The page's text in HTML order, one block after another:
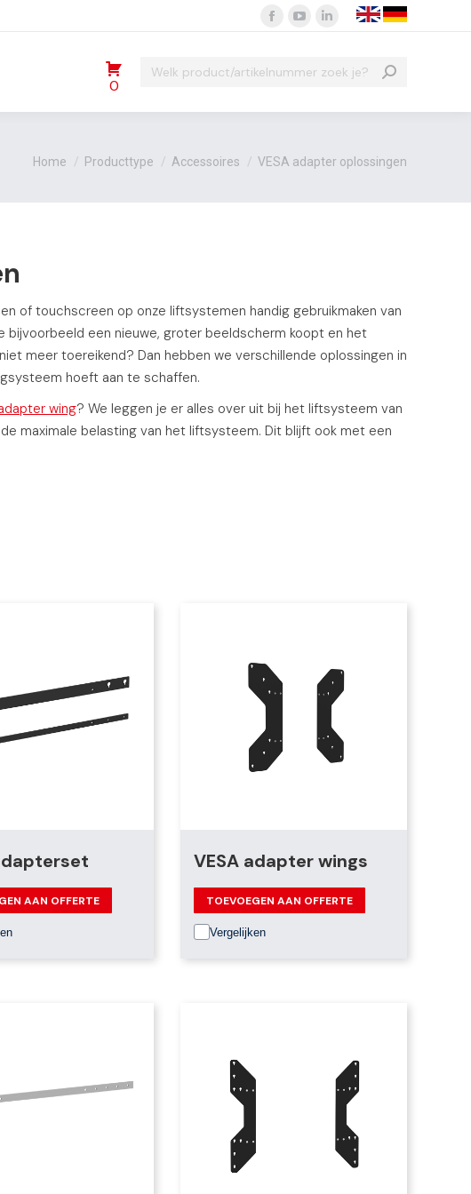
Facebook
opens
YouTube
opens
Linkedin
opens
0
Search:
Je bent hier:
Home Producttype Accessoires VESA adapter oplossingen
of touchscreen op onze liftsystemen handig gebruikmaken van
bijvoorbeeld een nieuwe, groter beeldscherm koopt en het
meer toereikend? Dan hebben we verschillende oplossingen in
hoeft aan te schaffen.
wing? We leggen je er alles over uit bij het liftsysteem van
maximale belasting van het liftsysteem. Dit blijft ook met een
AAN OFFERTE
VESA adapter wings
TOEVOEGEN AAN OFFERTE
Vergelijken